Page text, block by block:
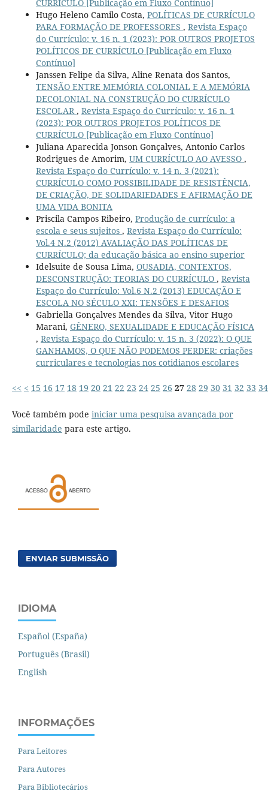
CURRÍCULO [Publicação em Fluxo Contínuo]
Hugo Heleno Camilo Costa, POLÍTICAS DE CURRÍCULO
PARA FORMAÇÃO DE PROFESSORES , Revista Espaço
do Currículo: v. 16 n. 1 (2023): POR OUTROS PROJETOS
POLÍTICOS DE CURRÍCULO [Publicação em Fluxo
Contínuo]
Janssen Felipe da Silva, Aline Renata dos Santos,
TENSÃO ENTRE MEMÓRIA COLONIAL E A MEMÓRIA
DECOLONIAL NA CONSTRUÇÃO DO CURRÍCULO
ESCOLAR, Revista Espaço do Currículo: v. 16 n. 1
(2023): POR OUTROS PROJETOS POLÍTICOS DE
CURRÍCULO [Publicação em Fluxo Contínuo]
Juliana Aparecida Jonson Gonçalves, Antonio Carlos
Rodrigues de Amorim, UM CURRÍCULO AO AVESSO ,
Revista Espaço do Currículo: v. 14 n. 3 (2021):
CURRÍCULO COMO POSSIBILIDADE DE RESISTÊNCIA,
DE CRIAÇÃO, DE SOLIDARIEDADES E AFIRMAÇÃO DE
UMA VIDA BONITA
Priscila Campos Ribeiro, Produção de currículo: a
escola e seus sujeitos , Revista Espaço do Currículo:
Vol.4 N.2 (2012) AVALIAÇÃO DAS POLÍTICAS DE
CURRÍCULO; da educação básica ao ensino superior
Idelsuite de Sousa Lima, OUSADIA, CONTEXTOS,
DESCONSTRUÇÃO: TEORIAS DO CURRÍCULO , Revista
Espaço do Currículo: Vol.6 N.2 (2013) EDUCAÇÃO E
ESCOLA NO SÉCULO XXI: TENSÕES E DESAFIOS
Gabriella Gonçalves Mendes da Silva, Vitor Hugo
Marani, GÊNERO, SEXUALIDADE E EDUCAÇÃO FÍSICA
, Revista Espaço do Currículo: v. 15 n. 3 (2022): O QUE
GANHAMOS, O QUE NÃO PODEMOS PERDER: criações
curriculares e tecnologias nos cotidianos escolares
<< < 15 16 17 18 19 20 21 22 23 24 25 26 27 28 29 30 31 32 33 34
Você também pode iniciar uma pesquisa avançada por
similaridade para este artigo.
ENVIAR SUBMISSÃO
IDIOMA
Español (España)
Português (Brasil)
English
INFORMAÇÕES
Para Leitores
Para Autores
Para Bibliotecários